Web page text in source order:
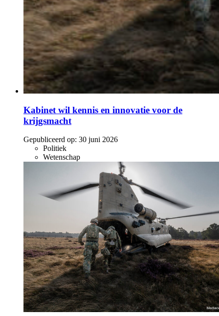
Kabinet wil kennis en innovatie voor de
krijgsmacht
Gepubliceerd op: 30 juni 2026
Politiek
Wetenschap